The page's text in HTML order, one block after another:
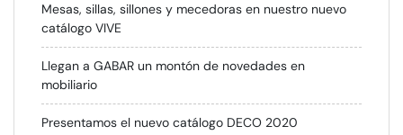
Mesas, sillas, sillones y mecedoras en nuestro nuevo
catálogo VIVE
Llegan a GABAR un montón de novedades en
mobiliario
Presentamos el nuevo catálogo DECO 2020